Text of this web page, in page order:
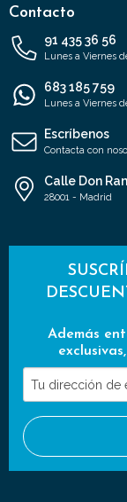
Contacto
91 435 36 56
Lunes a Viernes
683 185 759
Lunes a Viernes
Escríbenos
Contacta con
Calle Don
28001 - Madrid
Además
Tu
dirección
de
email